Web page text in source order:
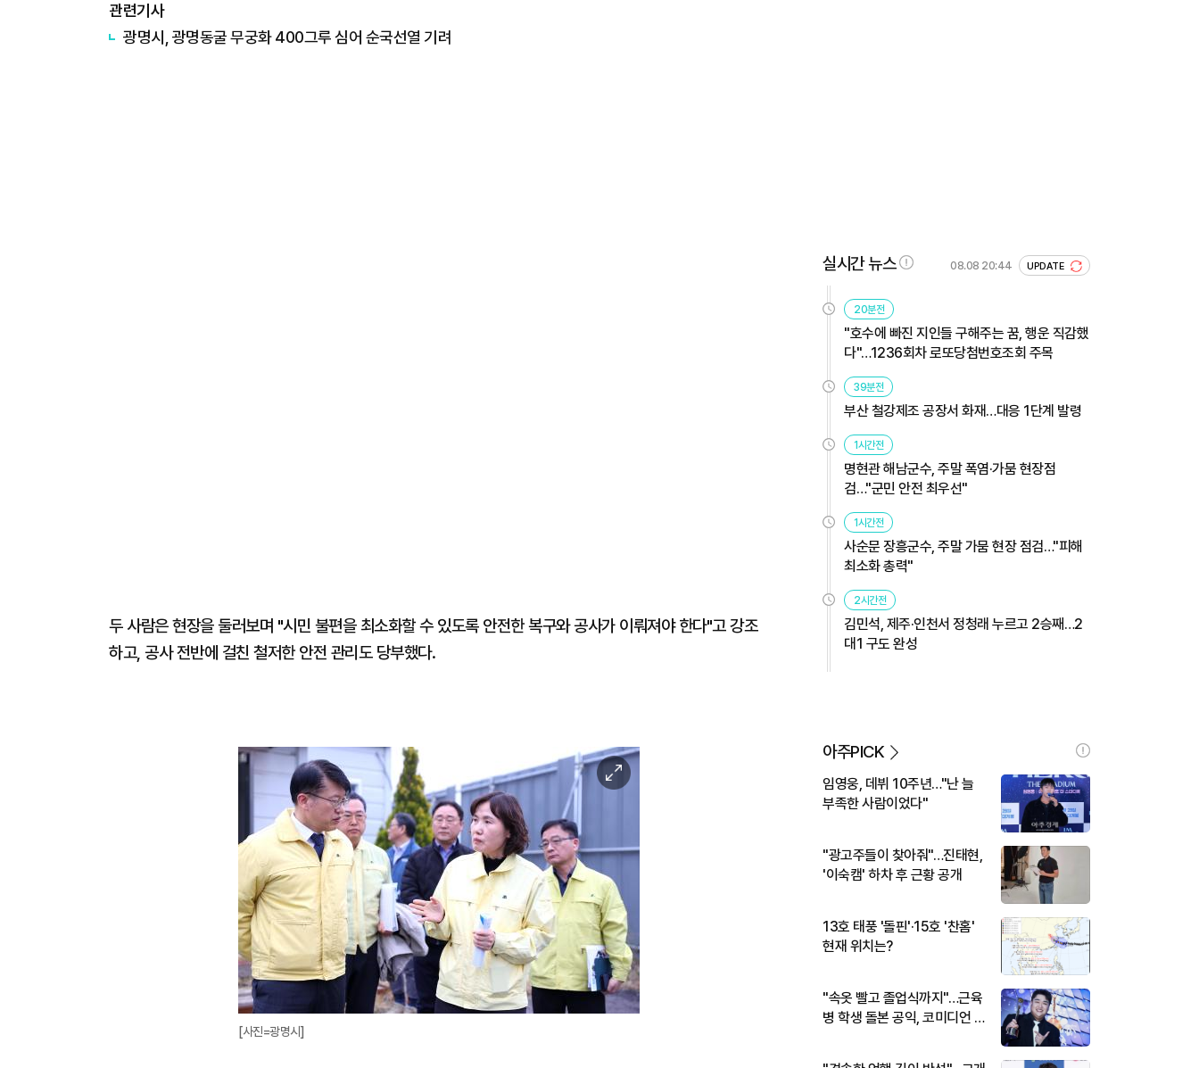
관련기사
광명시, 광명동굴 무궁화 400그루 심어 순국선열 기려
두 사람은 현장을 둘러보며 "시민 불편을 최소화할 수 있도록 안전한 복구와 공사가 이뤄져야 한다"고 강조
하고, 공사 전반에 걸친 철저한 안전 관리도 당부했다.
이
미
확
대
[사진=광명시]
실시간 뉴스 08.08 20:44 UPDATE
20분전
"호수에 빠진 지인들 구해주는 꿈, 행운 직감했
다"…1236회차 로또당첨번호조회 주목
39분전
부산 철강제조 공장서 화재…대응 1단계 발령
1시간전
명현관 해남군수, 주말 폭염·가뭄 현장점
검…"군민 안전 최우선"
1시간전
사순문 장흥군수, 주말 가뭄 현장 점검…"피해
최소화 총력"
2시간전
김민석, 제주·인천서 정청래 누르고 2승째…2
대1 구도 완성
아주PICK
임영웅, 데뷔 10주년…"난 늘
부족한 사람이었다"
"광고주들이 찾아줘"…진태현,
'이숙캠' 하차 후 근황 공개
13호 태풍 '돌핀'·15호 '찬홈'
현재 위치는?
"속옷 빨고 졸업식까지"…근육
병 학생 돌본 공익, 코미디언 김